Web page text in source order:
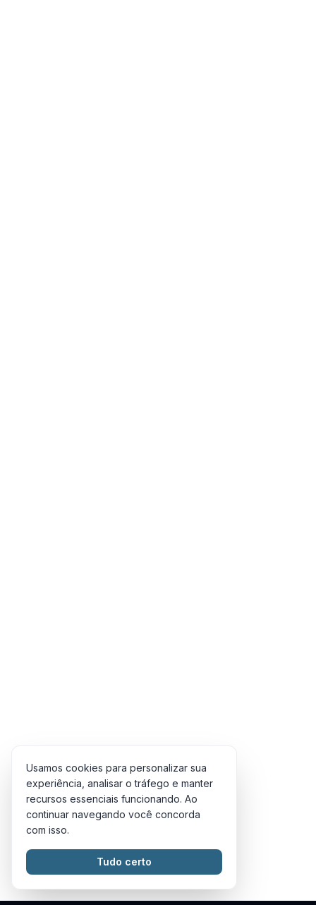
Usamos cookies para personalizar sua
experiência, analisar o tráfego e manter
recursos essenciais funcionando. Ao
continuar navegando você concorda
com isso.
Tudo certo